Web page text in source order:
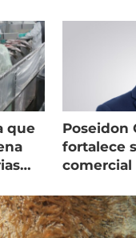
que
Poseidon
fortalece
comercial